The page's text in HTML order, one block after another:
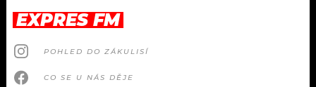
DOMŮ
ČLÁNKY
AKTUÁLNĚ
PODCASTY
EXPRES FM
POHLED DO ZÁKULISÍ
CO SE U NÁS DĚJE